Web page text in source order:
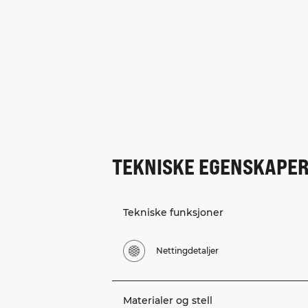
TEKNISKE
Tekniske funksjoner
Nettingdetaljer
Materialer og stell